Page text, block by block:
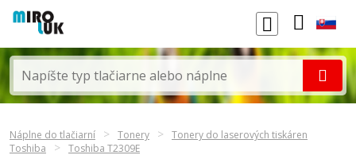
Náplne do tlačiarní Tonery
Tonery do laserových tiskáren
Toshiba
Toshiba T2309E